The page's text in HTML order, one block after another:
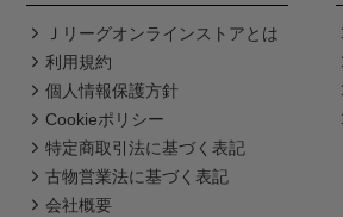
Ｊリーグオンラインストアとは
利用規約
個人情報保護方針
Cookieポリシー
特定商取引法に基づく表記
古物営業法に基づく表記
会社概要